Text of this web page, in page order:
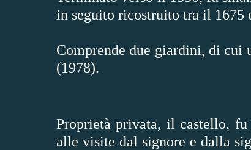
in seguito ricostruito tra il 1675
Comprende due giardini, di cui
(1978).
Proprietà privata, il castello, fu
alle visite dal signore e dalla